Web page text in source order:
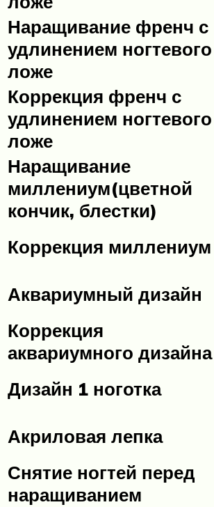
Наращивание френч с
удлинением ногтевого
ложе
Коррекция френч с
удлинением ногтевого
ложе
Наращивание
миллениум(цветной
кончик, блестки)
Коррекция миллениум
Аквариумный дизайн
Коррекция
аквариумного дизайна
Дизайн 1 ноготка
Акриловая лепка
Снятие ногтей перед
наращиванием